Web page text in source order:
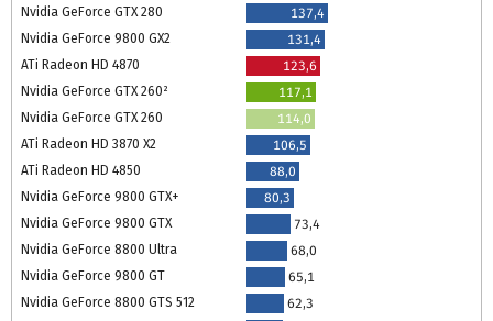
Nvidia GeForce GTX 280
137,4
Nvidia GeForce 9800 GX2
131,4
ATi Radeon HD 4870
123,6
Nvidia GeForce GTX 260²
117,1
Nvidia GeForce GTX 260
114,0
ATi Radeon HD 3870 X2
106,5
ATi Radeon HD 4850
88,0
Nvidia GeForce 9800 GTX+
80,3
Nvidia GeForce 9800 GTX
73,4
Nvidia GeForce 8800 Ultra
68,0
Nvidia GeForce 9800 GT
65,1
Nvidia GeForce 8800 GTS 512
62,3